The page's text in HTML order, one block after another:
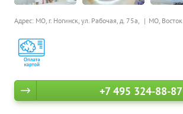
Адрес: МО, г. Ногинск, ул. Рабочая, д. 75а, МО, Восток
+7 495 324-88-87